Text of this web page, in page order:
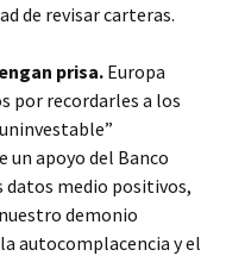
de revisar carteras.
prisa. Europa
por recordarles a los
un apoyo del Banco
datos medio positivos,
demonio
autocomplacencia y el